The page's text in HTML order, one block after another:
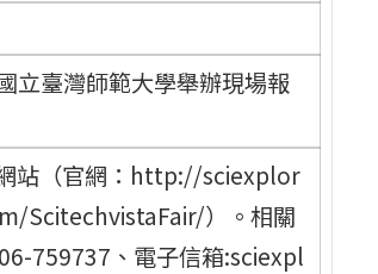
立臺灣師範大學舉辦現場報
站（官網：http://sciexplor
ScitechvistaFair/）。相關
759737、電子信箱:sciexpl